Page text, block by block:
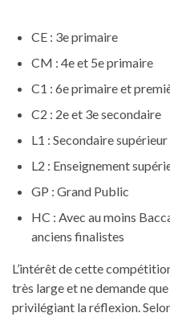
CE : 3e primaire
CM : 4e et 5e primaire
C1 : 6e primaire et
C2 : 2e et 3e secondaire
L1 : Secondaire supérieur
L2 : Enseignement
GP : Grand Public
HC : Avec au moins
anciens finalistes
L’intérêt de cette
très large et ne demande
privilégiant la réflexion.